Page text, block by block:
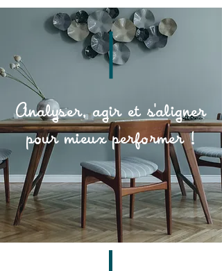
Analyser, agir et s'aligner
pour mieux performer !